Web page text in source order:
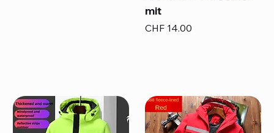
mit
Preis
CHF 14.00